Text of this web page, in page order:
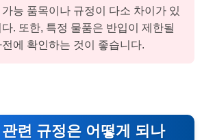
능 품목이나 규정이 다소 차이가 있
. 또한, 특정 물품은 반입이 제한될
에 확인하는 것이 좋습니다.
련 규정은 어떻게 되나